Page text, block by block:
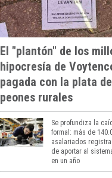
El "plantón" de los
hipocresía de
pagada con la plata
peones rurales
Se profundiza la
formal: más de
asalariados
de aportar al
en un año